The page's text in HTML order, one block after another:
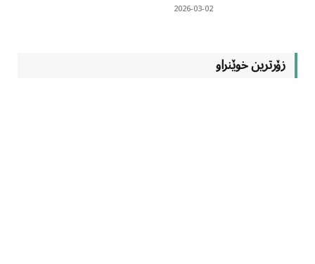
2026-03-02
زۆرترین خوێنراو